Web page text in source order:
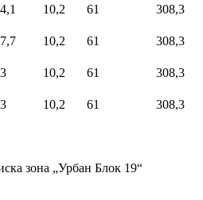
10,2 61 308,3
10,2 61 308,3
10,2 61 308,3
10,2 61 308,3
зона „Урбан Блок 19“